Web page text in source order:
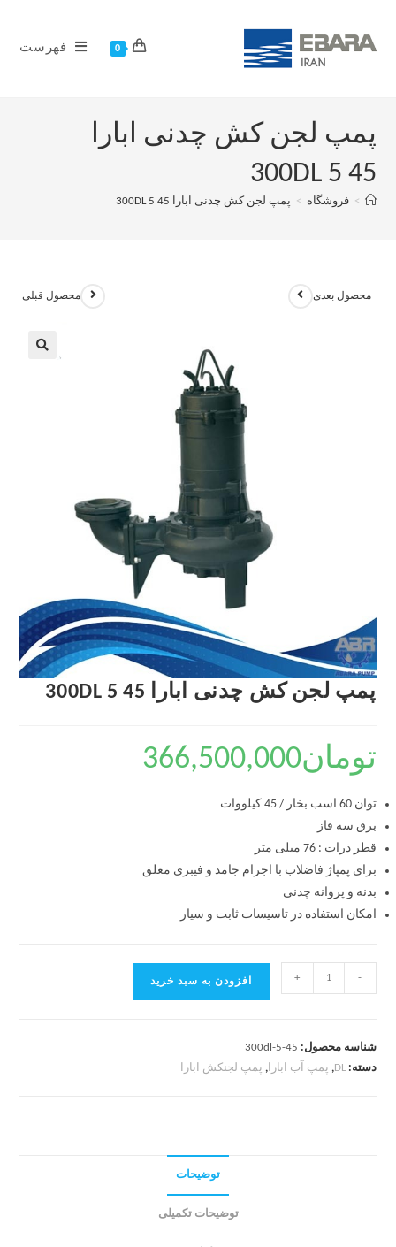
0 فهرست
پمپ لجن کش چدنی ابارا
300DL 5 45
> فروشگاه > پمپ لجن کش چدنی ابارا 300DL 5 45
محصول قبلی محصول بعدی
پمپ لجن کش چدنی ابارا 300DL 5 45
تومان366,500,000
توان 60 اسب بخار / 45 کیلووات
برق سه فاز
قطر ذرات : 76 میلی متر
برای پمپاژ فاضلاب با اجرام جامد و فیبری معلق
بدنه و پروانه چدنی
امکان استفاده در تاسیسات ثابت و سیار
-
+ افزودن به سبد خرید
شناسه محصول: 300dl-5-45
دسته:DL
, پمپ آب ابارا, پمپ لجنکش ابارا
توضیحات
توضیحات تکمیلی